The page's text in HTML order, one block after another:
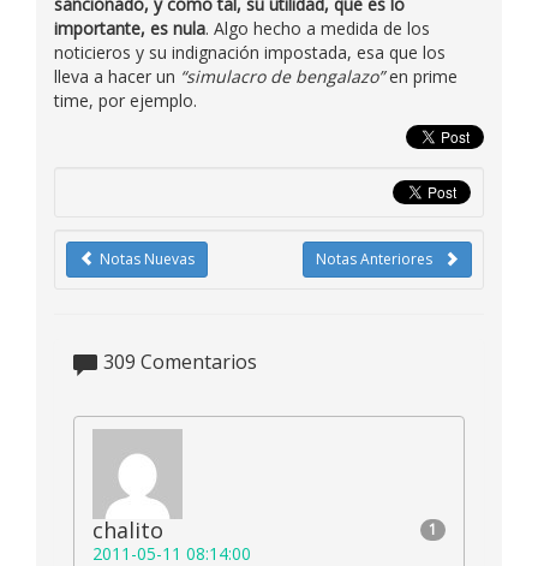
importante, es nula. Algo hecho a medida de los
noticieros y su indignación impostada, esa que los
lleva a hacer un “simulacro de bengalazo”en prime
time, por ejemplo.
Notas Anteriores
Notas Nuevas
309 Comentarios
1
chalito
2011-05-11 08:14:00